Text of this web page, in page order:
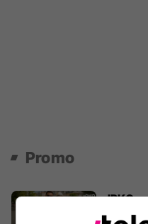
Promo
IPKO
IPKO